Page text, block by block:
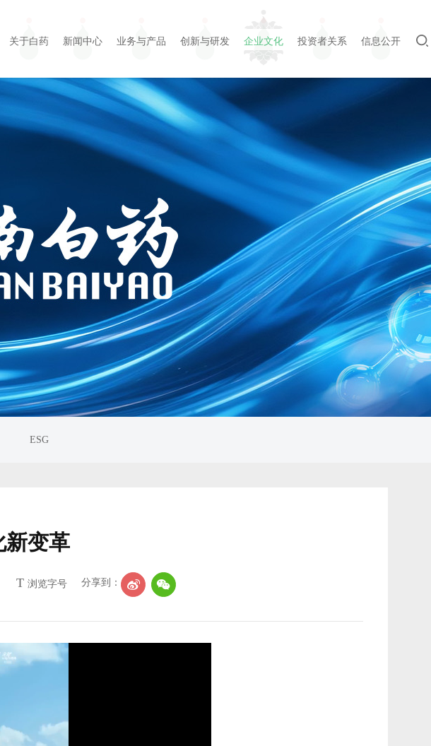
关于白药 新闻中心 业务与产品 创新与研发 企业文化 投资者关系 信息公开
ESG
新变革
T 浏览字号 分享到：